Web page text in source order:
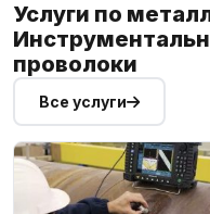
Услуги по
проволоки
Все услуги